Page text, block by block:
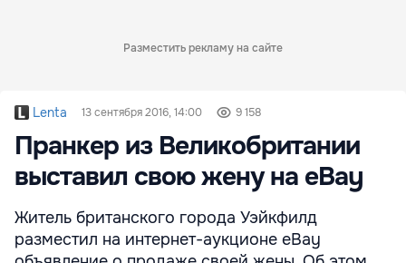
Разместить рекламу на сайте
Lenta 13 сентября 2016, 14:00 9 158
Пранкер из Великобритании
выставил свою жену на eBay
Житель британского города Уэйкфилд
разместил на интернет-аукционе eBay